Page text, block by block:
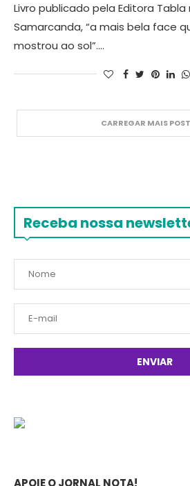
Livro publicado pela Editora
Samarcanda, “a mais bela face
mostrou ao sol”.…
CARREGAR MAIS
Receba nossa
APOIE O JORNAL NOTA!